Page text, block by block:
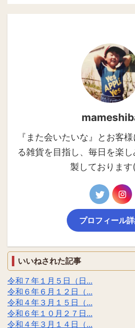
『また会いたいな』とお客
る雑貨を目指し、毎日を楽
製しておりま
プロフィール
いいねされた記事
令和７年１月５日（日...
令和６年６月１２日（...
令和４年３月１５日（...
令和６年１０月２７日...
令和４年３月１４日（...